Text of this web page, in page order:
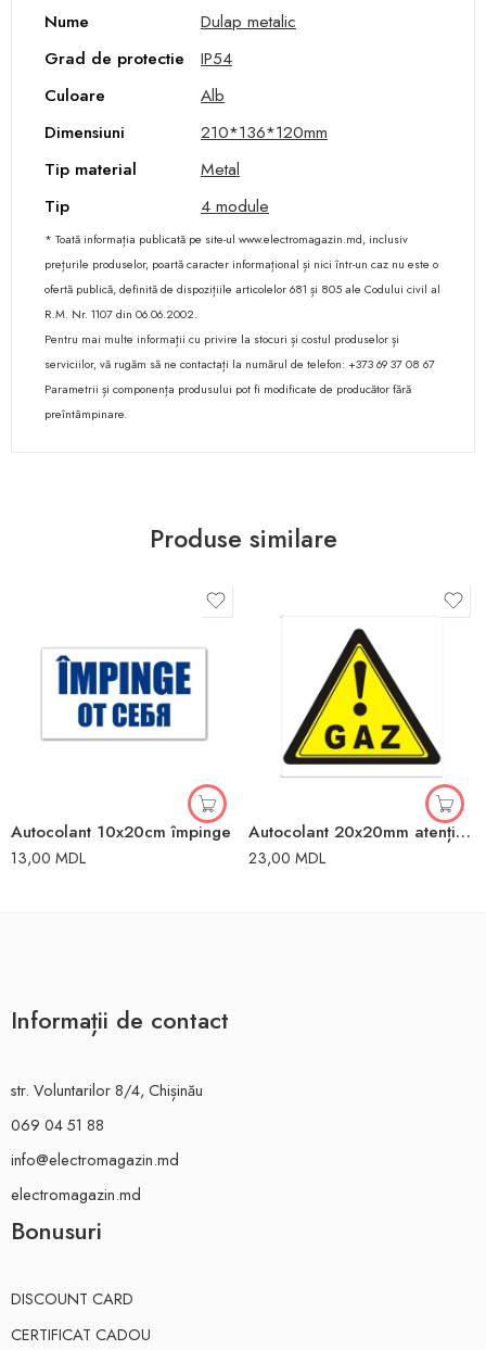
Nume
Dulap metalic
Grad de protectie
IP54
Culoare
Alb
Dimensiuni
210*136*120mm
Tip material
Metal
Tip
4 module
* Toată informația publicată pe site-ul www.electromagazin.md, inclusiv
prețurile produselor, poartă caracter informațional și nici într-un caz nu este o
ofertă publică, definită de dispozițiile articolelor 681 și 805 ale Codului civil al
R.M. Nr. 1107 din 06.06.2002.
Pentru mai multe informații cu privire la stocuri și costul produselor și
serviciilor, vă rugăm să ne contactați la numărul de telefon: +373 69 37 08 67
Parametrii și componența produsului pot fi modificate de producător fără
preîntâmpinare.
Produse similare
Autocolant 10x20cm împinge
13,00 MDL
Autocolant 20x20mm atenție, gaz
23,00 MDL
Informații de contact
str. Voluntarilor 8/4, Chișinău
069 04 51 88
info@electromagazin.md
electromagazin.md
Bonusuri
DISCOUNT CARD
CERTIFICAT CADOU